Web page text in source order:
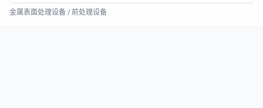
金属表面处理设备 / 前处理设备